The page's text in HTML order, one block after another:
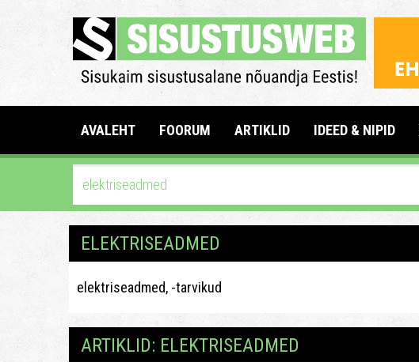
AVALEHT FOORUM ARTIKLID IDEED & NIPID
ELEKTRISEADMED
elektriseadmed, -tarvikud
ARTIKLID: ELEKTRISEADMED